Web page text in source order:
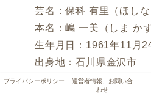
芸名：保科 有里（ほし
本名：嶋 一美（しま かず
生年月日：1961年11 月
出身地：石川県金沢市
職業：歌手（演歌・歌謡
趣味／特技：映画鑑賞・
プライバシーポリシー
運営者情報、お問い合
わせ